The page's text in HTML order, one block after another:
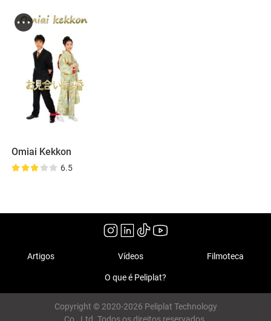
Omiai Kekkon
6.5
Artigos Vídeos Filmoteca
O que é Peliplat?
Copyright © 2020-2026 Peliplat Technology
Co., Ltd. Todos os direitos reservados.